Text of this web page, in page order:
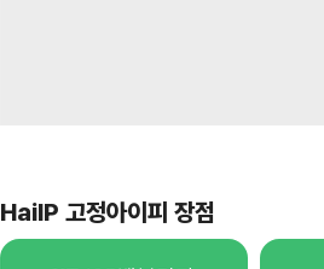
HaiIP 고정아이피 장점